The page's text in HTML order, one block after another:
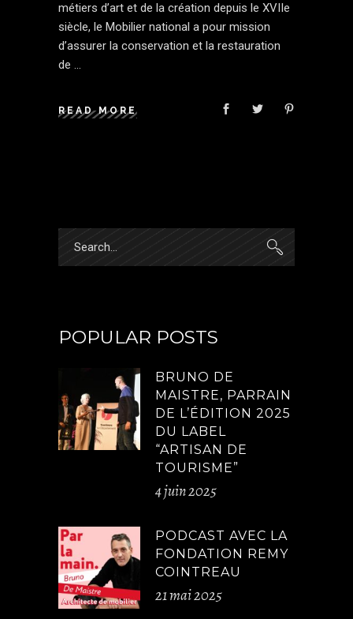
métiers d’art et de la création depuis le XVIIe
siècle, le Mobilier national a pour mission
d’assurer la conservation et la restauration
de
READ MORE
for:
POPULAR POSTS
BRUNO DE
MAISTRE, PARRAIN
DE L’ÉDITION 2025
DU LABEL
“ARTISAN DE
TOURISME”
4 juin 2025
PODCAST AVEC LA
FONDATION REMY
COINTREAU
21 mai 2025